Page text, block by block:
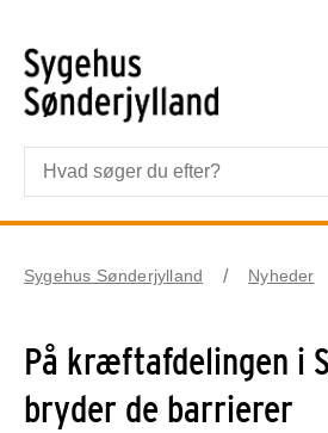
Sygehus Sønderjylland Nyheder
På kræftafdelingen i
bryder de barrierer